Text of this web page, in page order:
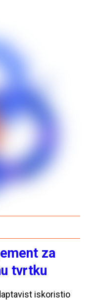
za
tvrtku
iskoristio